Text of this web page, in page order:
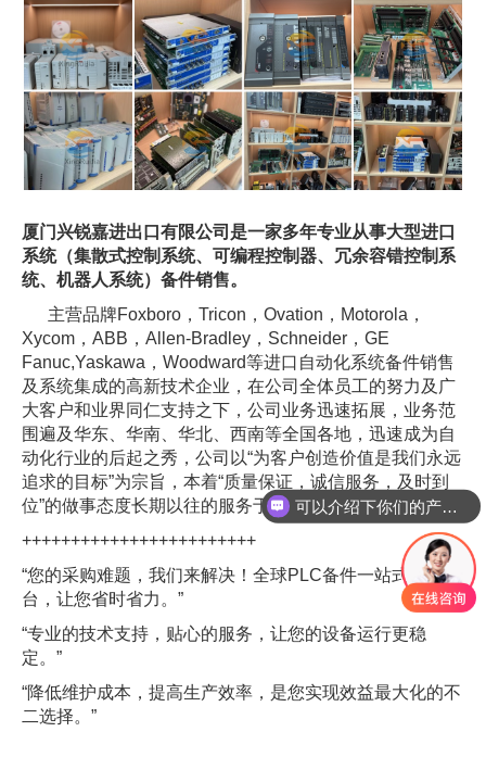
厦门兴锐嘉进出口有限公司是一家多年专业从事大型进口
系统（集散式控制系统、可编程控制器、冗余容错控制系
统、机器人系统）备件销售。
主营品牌Foxboro，Tricon，Ovation，Motorola，
Xycom，ABB，Allen-Bradley，Schneider，GE
Fanuc,Yaskawa，Woodward等进口自动化系统备件销售
及系统集成的高新技术企业，在公司全体员工的努力及广
大客户和业界同仁支持之下，公司业务迅速拓展，业务范
围遍及华东、华南、华北、西南等全国各地，迅速成为自
动化行业的后起之秀，公司以“为客户创造价值是我们永远
追求的目标”为宗旨，本着“质量保证，诚信服务，及时到
位”的做事态度长期以往的服务于每一位新老客户。
++++++++++++++++++++++++
“您的采购难题，我们来解决！全球PLC备件一站式采购平
台，让您省时省力。”
“专业的技术支持，贴心的服务，让您的设备运行更稳
定。”
“降低维护成本，提高生产效率，是您实现效益最大化的不
二选择。”
可以介绍下你们的产品么